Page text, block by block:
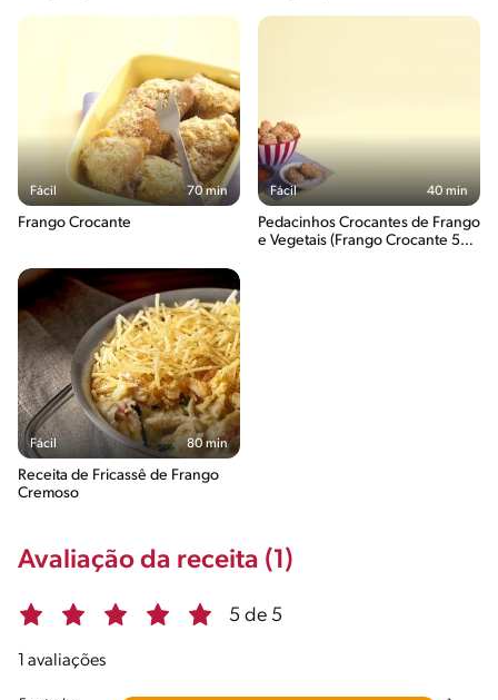
Fácil 70 min
Frango Crocante
Fácil 40 min
Pedacinhos Crocantes de Frango
e Vegetais (Frango Crocante 5
Fácil 80 min
Receita de Fricassê de Frango
Cremoso
Avaliação da receita (1)
5 de 5
1 avaliações